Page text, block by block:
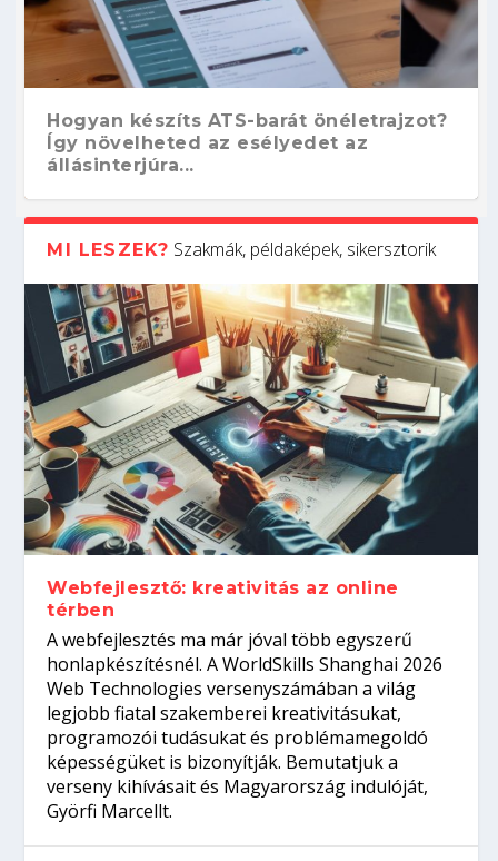
Hogyan készíts ATS-barát önéletrajzot?
Így növelheted az esélyedet az
állásinterjúra...
Kitalálod, mire használják ezeket a
gépeket?
Nem sikerült az egyetemi felvételi?
Tanulj szakmát!
Szoftverfejlesztő: verseny kódban –
amikor néhány sor program dönti el a
világversenyt...
Digitális detox – hogyan kapcsolódj ki
telefon nélkül?
MI LESZEK? Szakmák, példaképek, sikersztorik
Webfejlesztő: kreativitás az online
térben
A webfejlesztés ma már jóval több egyszerű
honlapkészítésnél. A WorldSkills Shanghai 2026
Web Technologies versenyszámában a világ
legjobb fiatal szakemberei kreativitásukat,
programozói tudásukat és problémamegoldó
képességüket is bizonyítják. Bemutatjuk a
verseny kihívásait és Magyarország indulóját,
Györfi Marcellt.